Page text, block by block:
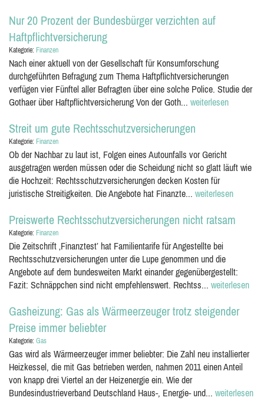
Nur 20 Prozent der Bundesbürger verzichten auf
Haftpflichtversicherung
Kategorie: Finanzen
Nach einer aktuell von der Gesellschaft für Konsumforschung
durchgeführten Befragung zum Thema Haftpflichtversicherungen
verfügen vier Fünftel aller Befragten über eine solche Police. Studie der
Gothaer über Haftpflichtversicherung Von der Goth... weiterlesen
Streit um gute Rechtsschutzversicherungen
Kategorie: Finanzen
Ob der Nachbar zu laut ist, Folgen eines Autounfalls vor Gericht
ausgetragen werden müssen oder die Scheidung nicht so glatt läuft wie
die Hochzeit: Rechtsschutzversicherungen decken Kosten für
juristische Streitigkeiten. Die Angebote hat Finanzte... weiterlesen
Preiswerte Rechtsschutzversicherungen nicht ratsam
Kategorie: Finanzen
Die Zeitschrift ‚Finanztest’ hat Familientarife für Angestellte bei
Rechtsschutzversicherungen unter die Lupe genommen und die
Angebote auf dem bundesweiten Markt einander gegenübergestellt:
Fazit: Schnäppchen sind nicht empfehlenswert. Rechtss... weiterlesen
Gasheizung: Gas als Wärmeerzeuger trotz steigender
Preise immer beliebter
Kategorie: Gas
Gas wird als Wärmeerzeuger immer beliebter: Die Zahl neu installierter
Heizkessel, die mit Gas betrieben werden, nahmen 2011 einen Anteil
von knapp drei Viertel an der Heizenergie ein. Wie der
Bundesindustrieverband Deutschland Haus-, Energie- und... weiterlesen